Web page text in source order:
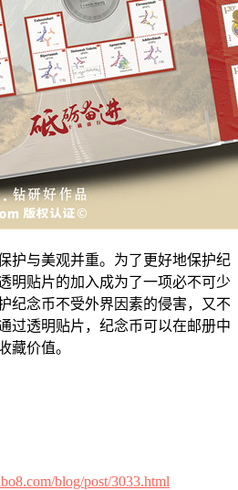
护与美观并重。为了更好地保护纪
明贴片的加入成为了一项必不可少
纪念币不受外界因素的侵害，又不
过透明贴片，纪念币可以在邮册中
藏价值。
blog/post/3033.html